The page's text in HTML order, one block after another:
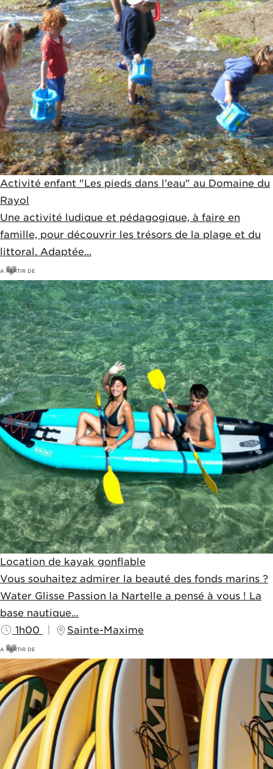
Activité enfant "Les pieds dans l'eau" au Domaine du
Rayol
Une activité ludique et pédagogique, à faire en
famille, pour découvrir les trésors de la plage et du
littoral. Adaptée...
A PARTIR DE
17€
Location de kayak gonflable
Vous souhaitez admirer la beauté des fonds marins ?
Water Glisse Passion la Nartelle a pensé à vous ! La
base nautique...
1h00
Sainte-Maxime
A PARTIR DE
18€
20€